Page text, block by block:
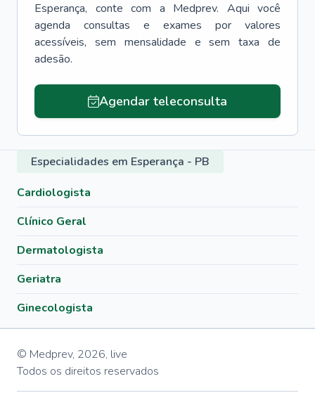
Esperança, conte com a Medprev. Aqui você
agenda consultas e exames por valores
acessíveis, sem mensalidade e sem taxa de
adesão.
Agendar teleconsulta
Especialidades em Esperança - PB
Cardiologista
Clínico Geral
Dermatologista
Geriatra
Ginecologista
© Medprev, 2026, live
Todos os direitos reservados